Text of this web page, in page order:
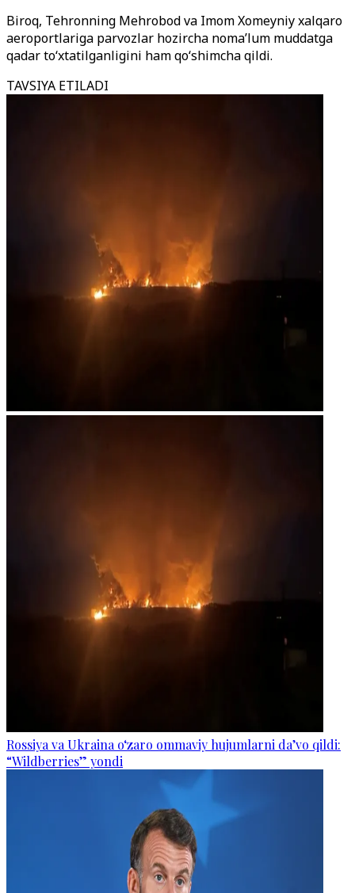
Biroq, Tehronning Mehrobod va Imom Xomeyniy xalqaro
aeroportlariga parvozlar hozircha noma’lum muddatga
qadar to‘xtatilganligini ham qo‘shimcha qildi.
TAVSIYA ETILADI
Rossiya va Ukraina o‘zaro ommaviy hujumlarni da’vo qildi:
“Wildberries” yondi